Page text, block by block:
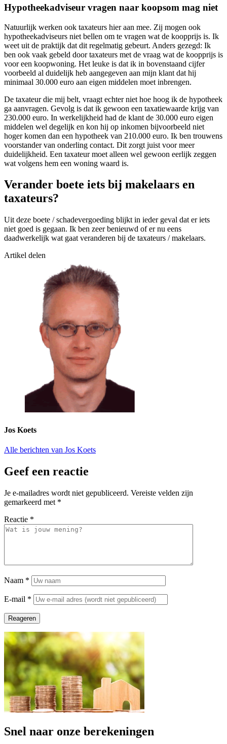
Hypotheekadviseur vragen naar koopsom mag niet
Natuurlijk werken ook taxateurs hier aan mee. Zij mogen ook
hypotheekadviseurs niet bellen om te vragen wat de koopprijs is. Ik
weet uit de praktijk dat dit regelmatig gebeurt. Anders gezegd: Ik
ben ook vaak gebeld door taxateurs met de vraag wat de koopprijs is
voor een koopwoning. Het leuke is dat ik in bovenstaand cijfer
voorbeeld al duidelijk heb aangegeven aan mijn klant dat hij
minimaal 30.000 euro aan eigen middelen moet inbrengen.
De taxateur die mij belt, vraagt echter niet hoe hoog ik de hypotheek
ga aanvragen. Gevolg is dat ik gewoon een taxatiewaarde krijg van
230.000 euro. In werkelijkheid had de klant de 30.000 euro eigen
middelen wel degelijk en kon hij op inkomen bijvoorbeeld niet
hoger komen dan een hypotheek van 210.000 euro. Ik ben trouwens
voorstander van onderling contact. Dit zorgt juist voor meer
duidelijkheid. Een taxateur moet alleen wel gewoon eerlijk zeggen
wat volgens hem een woning waard is.
Verander boete iets bij makelaars en
taxateurs?
Uit deze boete / schadevergoeding blijkt in ieder geval dat er iets
niet goed is gegaan. Ik ben zeer benieuwd of er nu eens
daadwerkelijk wat gaat veranderen bij de taxateurs / makelaars.
Artikel delen
Jos Koets
Alle berichten van Jos Koets
Geef een reactie
Je e-mailadres wordt niet gepubliceerd. Vereiste velden zijn
gemarkeerd met *
Reactie *
Naam *
E-mail *
Reageren
Snel naar onze berekeningen